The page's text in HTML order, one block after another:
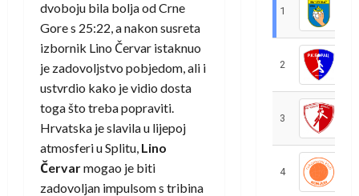
dvoboju bila bolja od Crne
Gore s 25:22, a nakon susreta
izbornik Lino Červar istaknuo
je zadovoljstvo pobjedom, ali i
ustvrdio kako je vidio dosta
toga što treba popraviti.
Hrvatska je slavila u lijepoj
atmosferi u Splitu, Lino
Červarmogao je biti
zadovoljan impulsom s tribina
1
2
3
4